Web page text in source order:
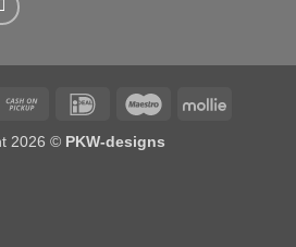
Cash
Pickup
IDeal Maestro Mollie
2026 © PKW-designs